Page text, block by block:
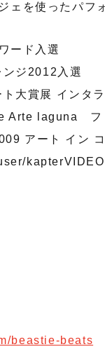
ェを使ったパフ
ード入選
ジ2012入選
大賞展 インタ
Arte laguna フ
アート イン
kapterVIDEO
beastie-beats